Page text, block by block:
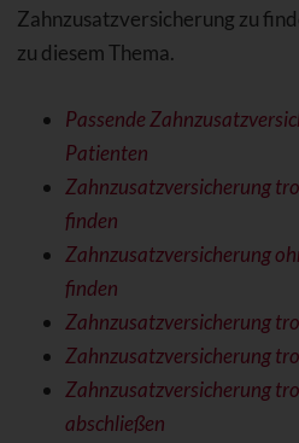
Zahnzusatzversicherung zu
zu diesem Thema.
Passende
Patienten
Zahnzusatzversicherung
finden
Zahnzusatzversicherung
finden
Zahnzusatzversicherung
Zahnzusatzversicherung
Zahnzusatzversicherung
abschließen